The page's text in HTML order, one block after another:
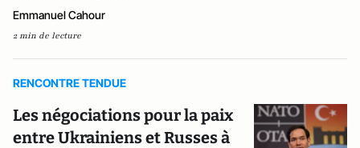
Emmanuel Cahour
2 min de lecture
RENCONTRE TENDUE
Les négociations pour la paix
entre Ukrainiens et Russes à